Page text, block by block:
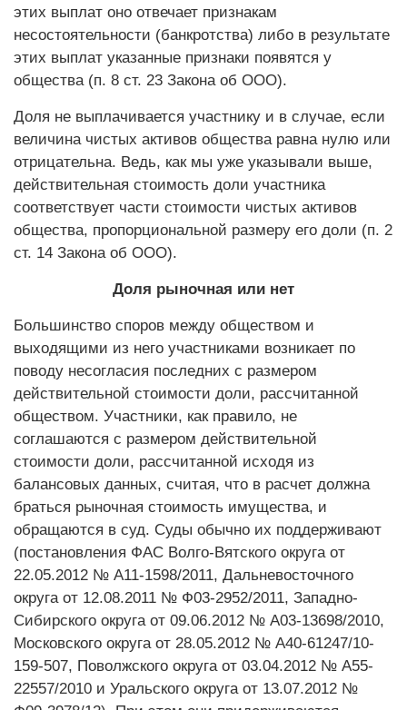
этих выплат оно отвечает признакам
несостоятельности (банкротства) либо в результате
этих выплат указанные признаки появятся у
общества (п. 8 ст. 23 Закона об ООО).
Доля не выплачивается участнику и в случае, если
величина чистых активов общества равна нулю или
отрицательна. Ведь, как мы уже указывали выше,
действительная стоимость доли участника
соответствует части стоимости чистых активов
общества, пропорциональной размеру его доли (п. 2
ст. 14 Закона об ООО).
Доля рыночная или нет
Большинство споров между обществом и
выходящими из него участниками возникает по
поводу несогласия последних с размером
действительной стоимости доли, рассчитанной
обществом. Участники, как правило, не
соглашаются с размером действительной
стоимости доли, рассчитанной исходя из
балансовых данных, считая, что в расчет должна
браться рыночная стоимость имущества, и
обращаются в суд. Суды обычно их поддерживают
(постановления ФАС Волго-Вятского округа от
22.05.2012 № А11-1598/2011, Дальневосточного
округа от 12.08.2011 № Ф03-2952/2011, Западно-
Сибирского округа от 09.06.2012 № А03-13698/2010,
Московского округа от 28.05.2012 № А40-61247/10-
159-507, Поволжского округа от 03.04.2012 № А55-
22557/2010 и Уральского округа от 13.07.2012 №